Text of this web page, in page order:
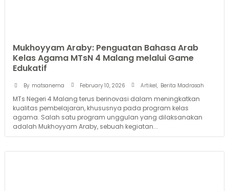
Mukhoyyam Araby: Penguatan Bahasa Arab
Kelas Agama MTsN 4 Malang melalui Game
Edukatif
By matsanema February 10, 2026 Artikel, Berita Madrasah
MTs Negeri 4 Malang terus berinovasi dalam meningkatkan
kualitas pembelajaran, khususnya pada program kelas
agama. Salah satu program unggulan yang dilaksanakan
adalah Mukhoyyam Araby, sebuah kegiatan...